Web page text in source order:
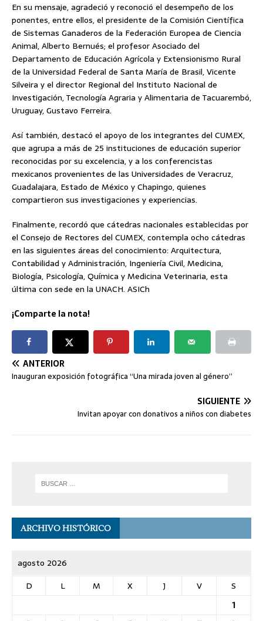
En su mensaje, agradeció y reconoció el desempeño de los
ponentes, entre ellos, el presidente de la Comisión Científica
de Sistemas Ganaderos de la Federación Europea de Ciencia
Animal, Alberto Bernués; el profesor Asociado del
Departamento de Educación Agrícola y Extensionismo Rural
de la Universidad Federal de Santa María de Brasil, Vicente
Silveira y el director Regional del Instituto Nacional de
Investigación, Tecnología Agraria y Alimentaria de Tacuarembó,
Uruguay, Gustavo Ferreira.
Así también, destacó el apoyo de los integrantes del CUMEX,
que agrupa a más de 25 instituciones de educación superior
reconocidas por su excelencia, y a los conferencistas
mexicanos provenientes de las Universidades de Veracruz,
Guadalajara, Estado de México y Chapingo, quienes
compartieron sus investigaciones y experiencias.
Finalmente, recordó que cátedras nacionales establecidas por
el Consejo de Rectores del CUMEX, contempla ocho cátedras
en las siguientes áreas del conocimiento: Arquitectura,
Contabilidad y Administración, Ingeniería Civil, Medicina,
Biología, Psicología, Química y Medicina Veterinaria, esta
última con sede en la UNACH. ASICh
¡Comparte la nota!
ANTERIOR
Inauguran exposición fotográfica “Una mirada joven al género”
SIGUIENTE
Invitan apoyar con donativos a niños con diabetes
ARCHIVO HISTÓRICO
agosto 2026
D
L M X J V
S
1